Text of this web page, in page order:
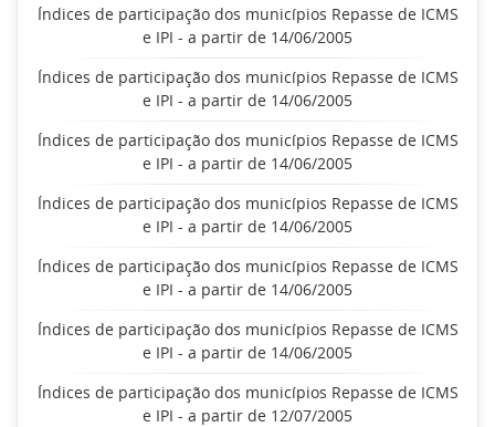
Índices de participação dos municípios Repasse de ICMS
e IPI - a partir de 14/06/2005
Índices de participação dos municípios Repasse de ICMS
e IPI - a partir de 14/06/2005
Índices de participação dos municípios Repasse de ICMS
e IPI - a partir de 14/06/2005
Índices de participação dos municípios Repasse de ICMS
e IPI - a partir de 14/06/2005
Índices de participação dos municípios Repasse de ICMS
e IPI - a partir de 14/06/2005
Índices de participação dos municípios Repasse de ICMS
e IPI - a partir de 14/06/2005
Índices de participação dos municípios Repasse de ICMS
e IPI - a partir de 12/07/2005